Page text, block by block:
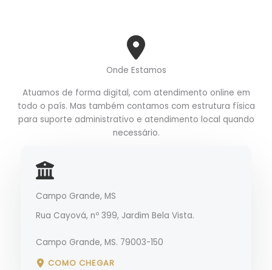
Onde Estamos
Atuamos de forma digital, com atendimento online em
todo o país. Mas também contamos com estrutura física
para suporte administrativo e atendimento local quando
necessário.
Campo Grande, MS
Rua Cayová, nº 399, Jardim Bela Vista.
Campo Grande, MS. 79003-150
COMO CHEGAR